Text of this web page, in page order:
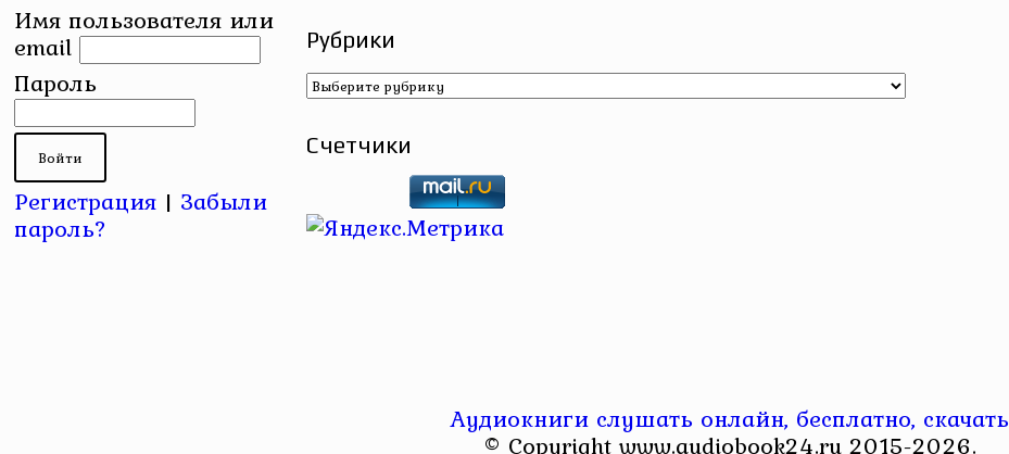
Имя пользователя или
email
Пароль
Регистрация | Забыли
пароль?
Рубрики
Рубрики
Счетчики
Аудиокниги слушать онлайн, бесплатно, скачать
© Copyright www.audiobook24.ru 2015-2026.